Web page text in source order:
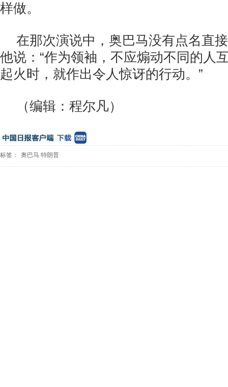
样做。
在那次演说中，奥巴马没有点名直
他说：“作为领袖，不应煽动不同的人
起火时，就作出令人惊讶的行动。”
（编辑：程尔凡）
标签： 奥巴马 特朗普